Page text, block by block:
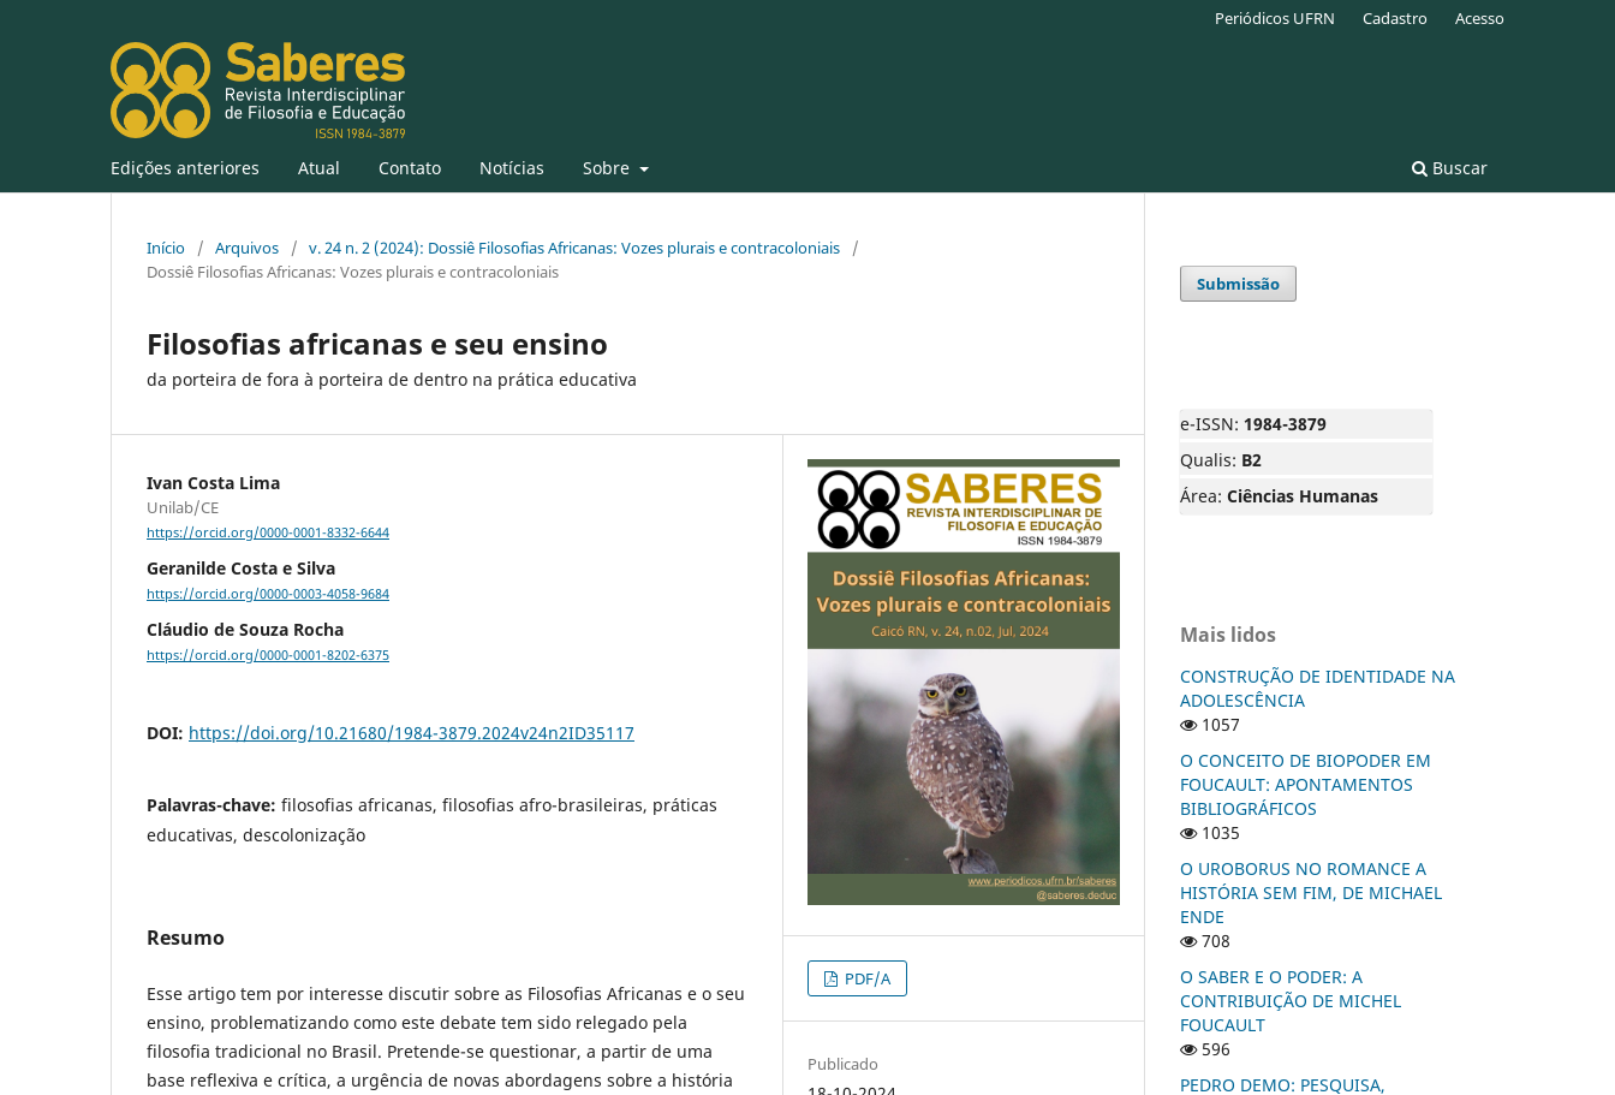
Edições anteriores Atual Contato Notícias Sobre Buscar
Periódicos UFRN Cadastro Acesso
Início / Arquivos / v. 24 n. 2 (2024): Dossiê Filosofias Africanas: Vozes plurais e contracoloniais
/
Dossiê Filosofias Africanas: Vozes plurais e contracoloniais
Filosofias africanas e seu ensino
da porteira de fora à porteira de dentro na prática educativa
Ivan Costa Lima
Unilab/CE
https://orcid.org/0000-0001-8332-6644
Geranilde Costa e Silva
https://orcid.org/0000-0003-4058-9684
Cláudio de Souza Rocha
https://orcid.org/0000-0001-8202-6375
DOI: https://doi.org/10.21680/1984-3879.2024v24n2ID35117
Palavras-chave: filosofias africanas, filosofias afro-brasileiras, práticas
educativas, descolonização
Resumo
Esse artigo tem por interesse discutir sobre as Filosofias Africanas e o seu
ensino, problematizando como este debate tem sido relegado pela
filosofia tradicional no Brasil. Pretende-se questionar, a partir de uma
base reflexiva e crítica, a urgência de novas abordagens sobre a história
PDF/A
Publicado
Submissão
e-ISSN: 1984-3879
Qualis: B2
Área: Ciências Humanas
Mais lidos
CONSTRUÇÃO DE IDENTIDADE NA
ADOLESCÊNCIA
1057
O CONCEITO DE BIOPODER EM
FOUCAULT: APONTAMENTOS
BIBLIOGRÁFICOS
1035
O UROBORUS NO ROMANCE A
HISTÓRIA SEM FIM, DE MICHAEL
ENDE
708
O SABER E O PODER: A
CONTRIBUIÇÃO DE MICHEL
FOUCAULT
596
PEDRO DEMO: PESQUISA,